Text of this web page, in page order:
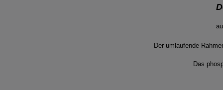
Der umlaufende
Das